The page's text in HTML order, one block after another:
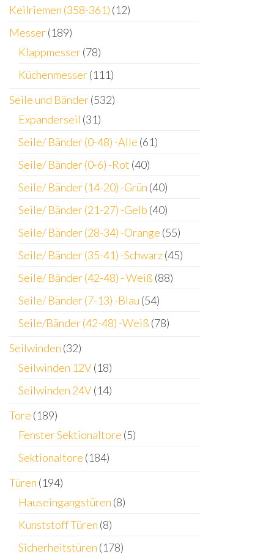
Keilriemen (358-361) (12)
Messer(189)
Klappmesser(78)
Küchenmesser(111)
Seile und Bänder(532)
Expanderseil (31)
Seile/ Bänder (0-48) -Alle (61)
Seile/ Bänder (0-6) -Rot (40)
Seile/ Bänder (14-20) -Grün (40)
Seile/ Bänder (21-27) -Gelb (40)
Seile/ Bänder (28-34) -Orange (55)
Seile/ Bänder (35-41) -Schwarz(45)
Seile/ Bänder (42-48) - Weiß (88)
Seile/ Bänder (7-13) -Blau (54)
Seile/Bänder (42-48) -Weiß (78)
Seilwinden (32)
Seilwinden 12V(18)
Seilwinden 24V(14)
Tore (189)
Fenster Sektionaltore (5)
Sektionaltore (184)
Türen (194)
Hauseingangstüren (8)
Kunststoff Türen (8)
Sicherheitstüren (178)